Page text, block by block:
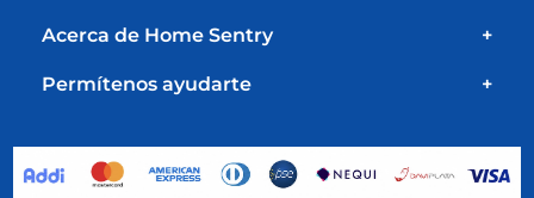
Acerca de Home Sentry +
Permítenos ayudarte +